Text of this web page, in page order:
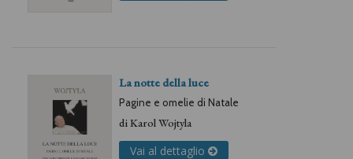
La notte della luce
Pagine e omelie di Natale
diKarol Wojtyla
Vai al dettaglio